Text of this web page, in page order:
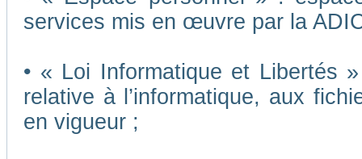
services mis en œuvre par la
• « Loi Informatique et Libertés
relative à l’informatique, aux
en vigueur ;